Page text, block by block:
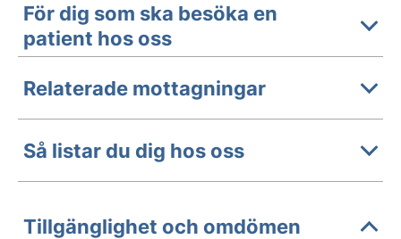
För dig som ska besöka en
patient hos oss
Relaterade mottagningar
Så listar du dig hos oss
Tillgänglighet och omdömen